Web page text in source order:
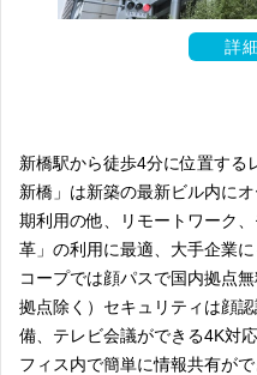
詳
新橋駅から徒歩4分に位置する
新橋」は新築の最新ビル内に
期利用の他、リモートワーク
革」の利用に最適、大手企業
コープでは顔パスで国内拠点
拠点除く）セキュリティは顔
備、テレビ会議ができる4K対
フィス内で簡単に情報共有が